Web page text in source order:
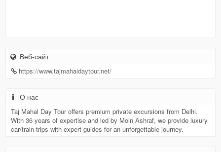
Веб-сайт
https://www.tajmahaldaytour.net/
О нас
Taj Mahal Day Tour offers premium private excursions from Delhi.
With 36 years of expertise and led by Moin Ashraf, we provide luxury
car/train trips with expert guides for an unforgettable journey.